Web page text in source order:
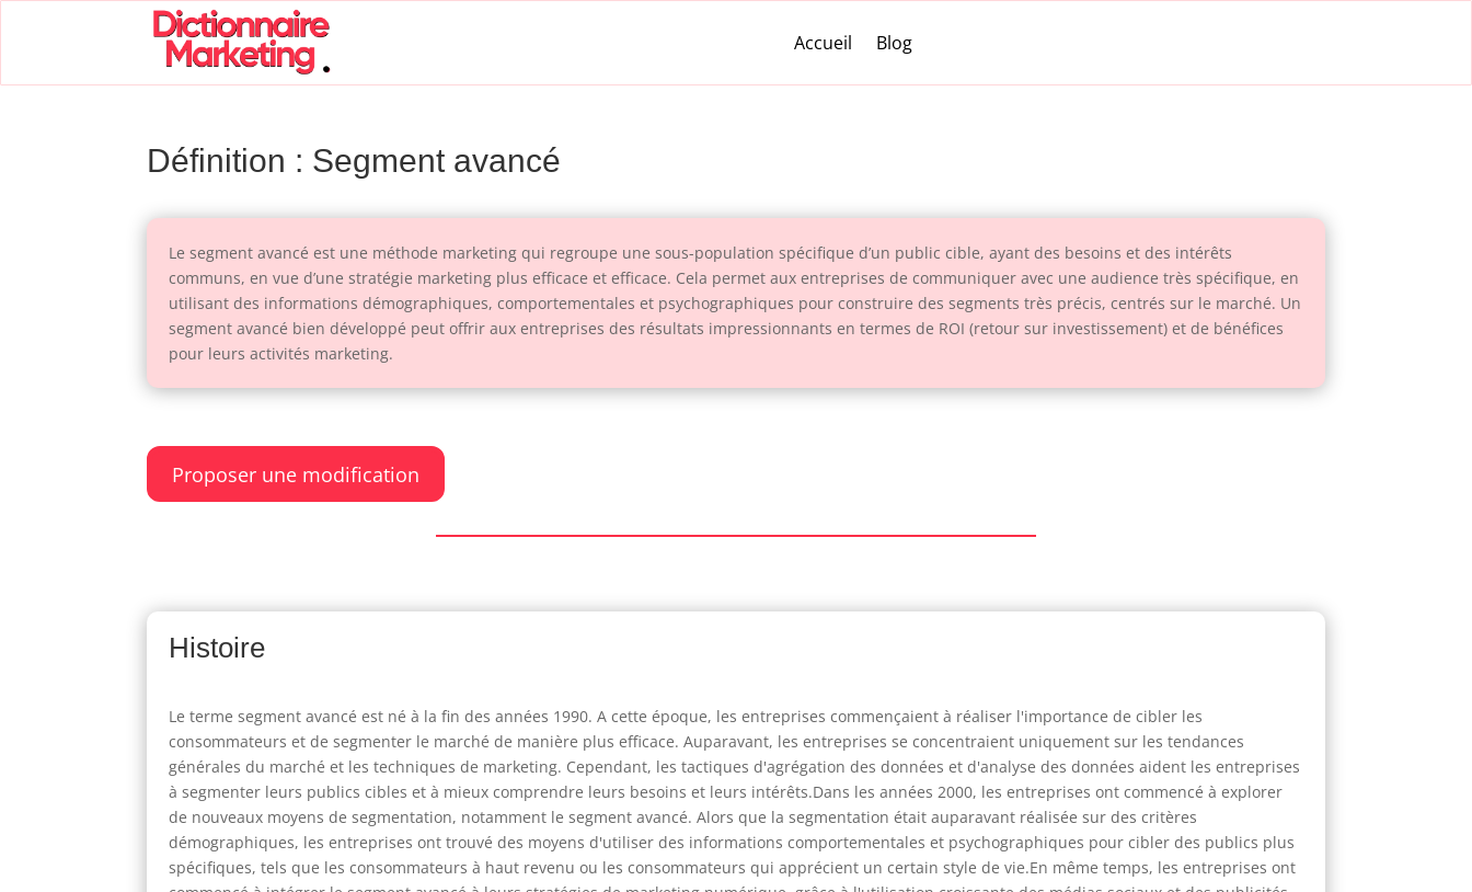
Accueil Blog
Définition : Segment avancé
Le segment avancé est une méthode marketing qui regroupe une sous-population spécifique d’un public cible, ayant des besoins et des intérêts
communs, en vue d’une stratégie marketing plus efficace et efficace. Cela permet aux entreprises de communiquer avec une audience très spécifique, en
utilisant des informations démographiques, comportementales et psychographiques pour construire des segments très précis, centrés sur le marché. Un
segment avancé bien développé peut offrir aux entreprises des résultats impressionnants en termes de ROI (retour sur investissement) et de bénéfices
pour leurs activités marketing.
Proposer une modification
Histoire
Le terme segment avancé est né à la fin des années 1990. A cette époque, les entreprises commençaient à réaliser l'importance de cibler les
consommateurs et de segmenter le marché de manière plus efficace. Auparavant, les entreprises se concentraient uniquement sur les tendances
générales du marché et les techniques de marketing. Cependant, les tactiques d'agrégation des données et d'analyse des données aident les entreprises
à segmenter leurs publics cibles et à mieux comprendre leurs besoins et leurs intérêts.Dans les années 2000, les entreprises ont commencé à explorer
de nouveaux moyens de segmentation, notamment le segment avancé. Alors que la segmentation était auparavant réalisée sur des critères
démographiques, les entreprises ont trouvé des moyens d'utiliser des informations comportementales et psychographiques pour cibler des publics plus
spécifiques, tels que les consommateurs à haut revenu ou les consommateurs qui apprécient un certain style de vie.En même temps, les entreprises ont